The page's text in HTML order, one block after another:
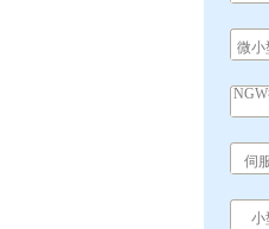
微小
伺
小